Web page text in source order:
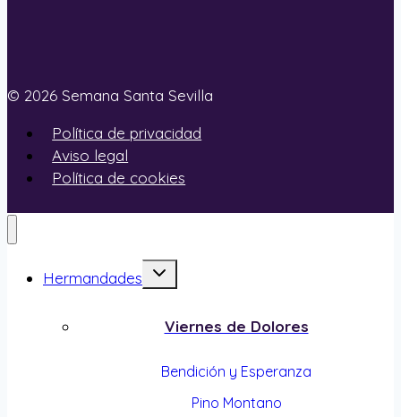
© 2026 Semana Santa Sevilla
Política de privacidad
Aviso legal
Política de cookies
Hermandades
Alternar
Viernes de Dolores
Bendición y Esperanza
Pino Montano